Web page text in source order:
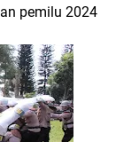
pemilu 2024